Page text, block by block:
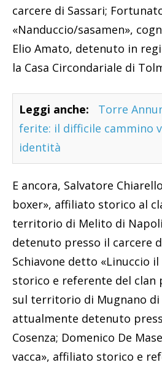
carcere di Sassari;
«Nanduccio/sasamen»,
Elio Amato, detenuto in
la Casa Circondariale di
Leggi anche:
Torre
ferite: il difficile cammino
identità
E ancora, Salvatore
boxer», affiliato storico al
territorio di Melito di
detenuto presso il carcere
Schiavone detto «Linuccio
storico e referente del clan
sul territorio di Mugnano di
attualmente detenuto
Cosenza; Domenico De
vacca», affiliato storico e